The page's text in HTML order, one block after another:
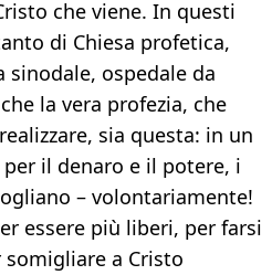
che viene. In questi
di Chiesa profetica,
sinodale, ospedale da
la vera profezia, che
sia questa: in un
il denaro e il potere, i
– volontariamente!
essere più liberi, per farsi
a Cristo